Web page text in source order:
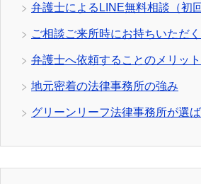
弁護士によるLINE無料相談（初
ご相談ご来所時にお持ちいただ
弁護士へ依頼することのメリット
地元密着の法律事務所の強み
グリーンリーフ法律事務所が選